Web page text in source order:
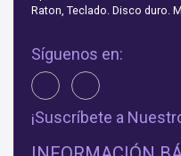
Raton, Teclado. Disco duro.
Síguenos en:
¡Suscríbete a